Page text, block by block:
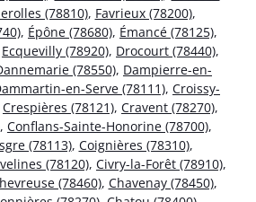
(78810), Favrieux (78200),
, Épône (78680), Émancé (78125),
Ecquevilly (78920), Drocourt (78440),
(78550), Dampierre-en-
en-Serve (78111), Croissy-
Crespières (78121), Cravent (78270),
, Conflans-Sainte-Honorine (78700),
(78113), Coignières (78310),
(78120), Civry-la-Forêt (78910),
(78460), Chavenay (78450),